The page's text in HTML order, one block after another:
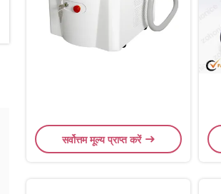
सर्वोत्तम मूल्य प्राप्त करें